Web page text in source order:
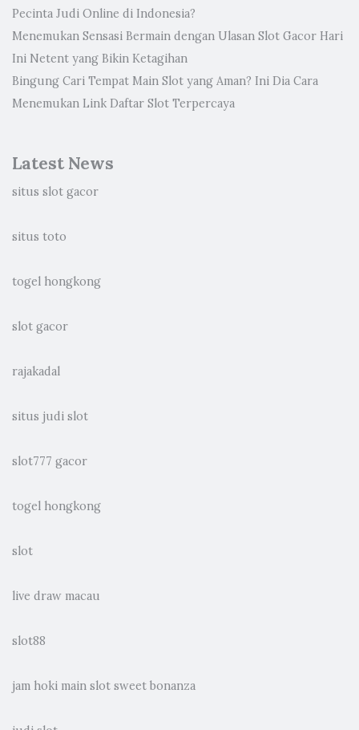
Pecinta Judi Online di Indonesia?
Menemukan Sensasi Bermain dengan Ulasan Slot Gacor Hari
Ini Netent yang Bikin Ketagihan
Bingung Cari Tempat Main Slot yang Aman? Ini Dia Cara
Menemukan Link Daftar Slot Terpercaya
Latest News
situs slot gacor
situs toto
togel hongkong
slot gacor
rajakadal
situs judi slot
slot777 gacor
togel hongkong
slot
live draw macau
slot88
jam hoki main slot sweet bonanza